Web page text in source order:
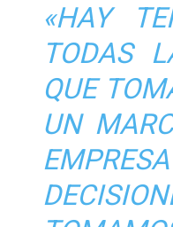
«HAY
TODAS
QUE
UN